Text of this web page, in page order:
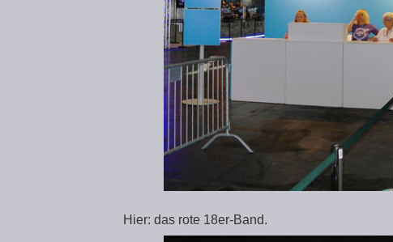
Hier: das rote 18er-Band.